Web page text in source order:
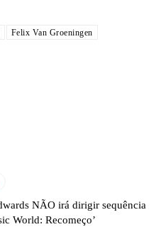
Felix Van Groeningen
NÃO irá dirigir sequência
World: Recomeço’